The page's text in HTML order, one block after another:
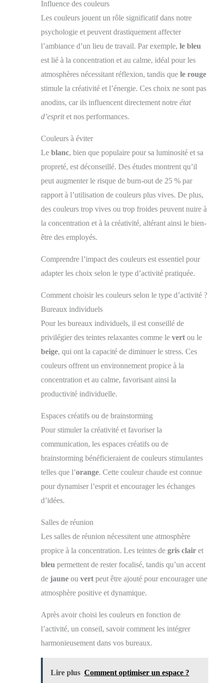
Influence des couleurs
Les couleurs jouent un rôle significatif dans notre
psychologie et peuvent drastiquement affecter
l’ambiance d’un lieu de travail. Par exemple, le bleu
est lié à la concentration et au calme, idéal pour les
atmosphères nécessitant réflexion, tandis que le rouge
stimule la créativité et l’énergie. Ces choix ne sont pas
anodins, car ils influencent directement notre état
d’espritet nos performances.
Couleurs à éviter
Le blanc, bien que populaire pour sa luminosité et sa
propreté, est déconseillé. Des études montrent qu’il
peut augmenter le risque de burn-out de 25 % par
rapport à l’utilisation de couleurs plus vives. De plus,
des couleurs trop vives ou trop froides peuvent nuire à
la concentration et à la créativité, altérant ainsi le bien-
être des employés.
Comprendre l’impact des couleurs est essentiel pour
adapter les choix selon le type d’activité pratiquée.
Comment choisir les couleurs selon le type d’activité ?
Bureaux individuels
Pour les bureaux individuels, il est conseillé de
privilégier des teintes relaxantes comme le vert ou le
beige, qui ont la capacité de diminuer le stress. Ces
couleurs offrent un environnement propice à la
concentration et au calme, favorisant ainsi la
productivité individuelle.
Espaces créatifs ou de brainstorming
Pour stimuler la créativité et favoriser la
communication, les espaces créatifs ou de
brainstorming bénéficieraient de couleurs stimulantes
telles que l’orange. Cette couleur chaude est connue
pour dynamiser l’esprit et encourager les échanges
d’idées.
Salles de réunion
Les salles de réunion nécessitent une atmosphère
propice à la concentration. Les teintes de gris clair et
bleu permettent de rester focalisé, tandis qu’un accent
de jaune ou vert peut être ajouté pour encourager une
atmosphère positive et dynamique.
Après avoir choisi les couleurs en fonction de
l’activité, un conseil, savoir comment les intégrer
harmonieusement dans vos bureaux.
Lire plus Comment optimiser un espace ?